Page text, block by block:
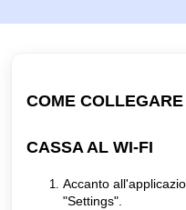
COME
CASSA AL WI-FI
Accanto
"Settings".